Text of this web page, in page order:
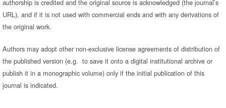
authorship is credited and the original source is acknowledged (the journal’s
URL), and if it is not used with commercial ends and with any derivations of
the original work.
Authors may adopt other non-exclusive license agreements of distribution of
the published version (e.g. to save it onto a digital institutional archive or
publish it in a monographic volume) only if the initial publication of this
journal is indicated.